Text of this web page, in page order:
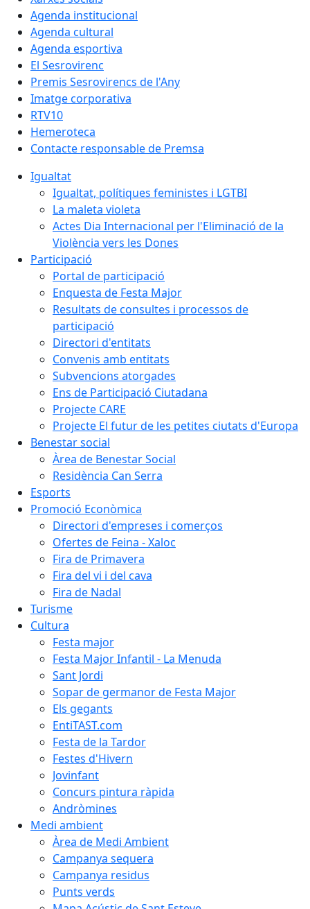
Agenda institucional
Agenda cultural
Agenda esportiva
El Sesrovirenc
Premis Sesrovirencs de l'Any
Imatge corporativa
RTV10
Hemeroteca
Contacte responsable de Premsa
Igualtat
Igualtat, polítiques feministes i LGTBI
La maleta violeta
Actes Dia Internacional per l'Eliminació de la
Violència vers les Dones
Participació
Portal de participació
Enquesta de Festa Major
Resultats de consultes i processos de
participació
Directori d'entitats
Convenis amb entitats
Subvencions atorgades
Ens de Participació Ciutadana
Projecte CARE
Projecte El futur de les petites ciutats d'Europa
Benestar social
Àrea de Benestar Social
Residència Can Serra
Esports
Promoció Econòmica
Directori d'empreses i comerços
Ofertes de Feina - Xaloc
Fira de Primavera
Fira del vi i del cava
Fira de Nadal
Turisme
Cultura
Festa major
Festa Major Infantil - La Menuda
Sant Jordi
Sopar de germanor de Festa Major
Els gegants
EntiTAST.com
Festa de la Tardor
Festes d'Hivern
Jovinfant
Concurs pintura ràpida
Andròmines
Medi ambient
Àrea de Medi Ambient
Campanya sequera
Campanya residus
Punts verds